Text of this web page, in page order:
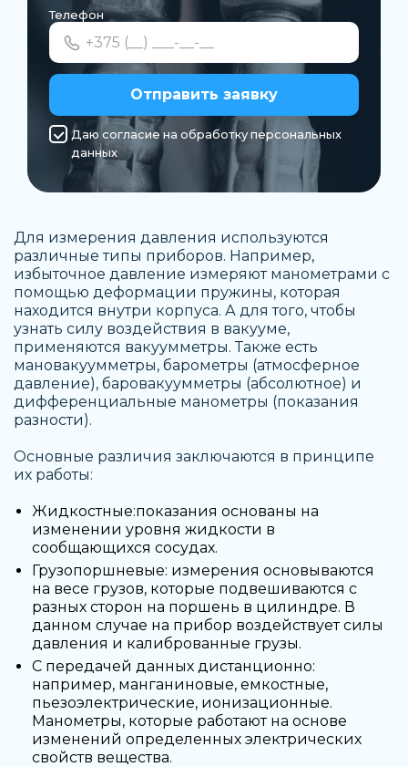
Телефон
Отправить заявку
Даю согласие на обработку персональных
данных
Для измерения давления используются
различные типы приборов. Например,
избыточное давление измеряют манометрами с
помощью деформации пружины, которая
находится внутри корпуса. А для того, чтобы
узнать силу воздействия в вакууме,
применяются вакуумметры. Также есть
мановакуумметры, барометры (атмосферное
давление), баровакуумметры (абсолютное) и
дифференциальные манометры (показания
разности).
Основные различия заключаются в принципе
их работы:
Жидкостные:показания основаны на
изменении уровня жидкости в
сообщающихся сосудах.
Грузопоршневые: измерения основываются
на весе грузов, которые подвешиваются с
разных сторон на поршень в цилиндре. В
данном случае на прибор воздействует силы
давления и калиброванные грузы.
С передачей данных дистанционно:
например, манганиновые, емкостные,
пьезоэлектрические, ионизационные.
Манометры, которые работают на основе
изменений определенных электрических
свойств вещества.